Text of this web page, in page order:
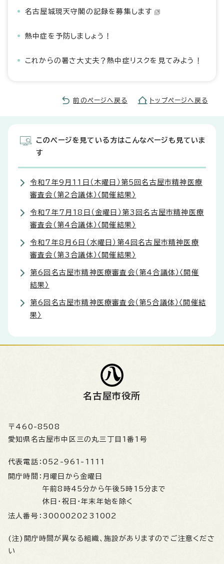
名古屋城現天守閣の記録を募集します
熱中症を予防しましょう！
これからの暑さ大丈夫？熱中症リスクを見てみよう！
前のページへ戻る トップページへ戻る
このページを見ている方はこんなページも見ていま
す
令和7年9月11日（木曜日）第5回名古屋市精神医療
審査会（第2合議体）〈開催結果〉
令和7年7月18日（金曜日）第3回名古屋市精神医療
審査会（第4合議体）〈開催結果〉
令和7年8月6日（水曜日）第4回名古屋市精神医療
審査会（第3合議体）〈開催結果〉
第6回名古屋市精神医療審査会（第4合議体）〈開催
結果〉
第6回名古屋市精神医療審査会（第5合議体）〈開催結
果〉
名古屋市役所
〒460-8508
愛知県名古屋市中区三の丸三丁目1番1号
代表電話： 052-961-1111
開庁時間： 月曜日から金曜日
午前8時45分から午後5時15分まで
休日・祝日・年末年始を除く
法人番号： 3000020231002
(注)開庁時間が異なる組織、施設がありますのでご注意くださ
い